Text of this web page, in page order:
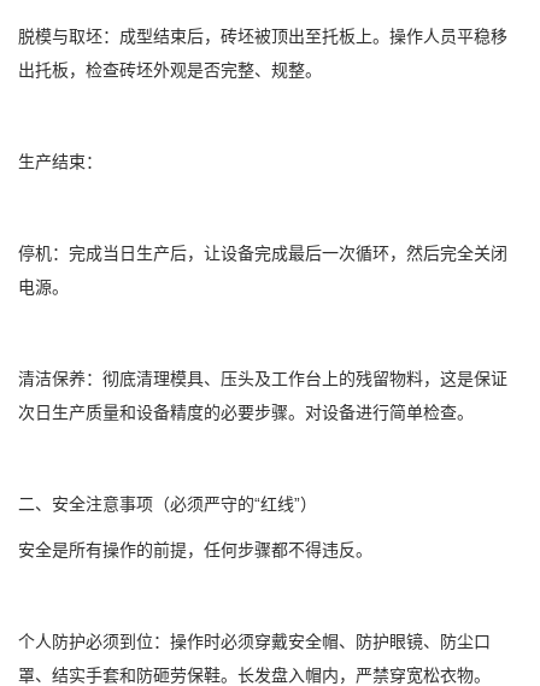
脱模与取坯：成型结束后，砖坯被顶出至托板上。操作人员平稳移
出托板，检查砖坯外观是否完整、规整。
生产结束：
停机：完成当日生产后，让设备完成最后一次循环，然后完全关闭
电源。
清洁保养：彻底清理模具、压头及工作台上的残留物料，这是保证
次日生产质量和设备精度的必要步骤。对设备进行简单检查。
二、安全注意事项（必须严守的“红线”）
安全是所有操作的前提，任何步骤都不得违反。
个人防护必须到位：操作时必须穿戴安全帽、防护眼镜、防尘口
罩、结实手套和防砸劳保鞋。长发盘入帽内，严禁穿宽松衣物。